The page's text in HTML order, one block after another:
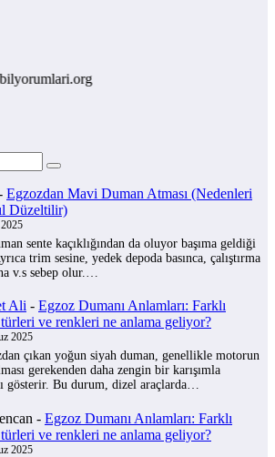
Egzozdan Mavi Duman Atması (Nedenleri
Düzeltilir)
sente kaçıklığından da oluyor başıma geldiği
trim sesine, yedek depoda basınca, çalıştırma
v.s sebep olur.…
Ali - Egzoz Dumanı Anlamları: Farklı
ve renkleri ne anlama geliyor?
2025
çıkan yoğun siyah duman, genellikle motorun
gerekenden daha zengin bir karışımla
gösterir. Bu durum, dizel araçlarda…
- Egzoz Dumanı Anlamları: Farklı
ve renkleri ne anlama geliyor?
2025